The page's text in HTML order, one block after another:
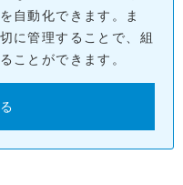
自動化できます。ま
に管理することで、組
ことができます。